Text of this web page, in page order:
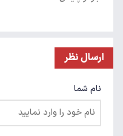
ارسال نظر
نام شما